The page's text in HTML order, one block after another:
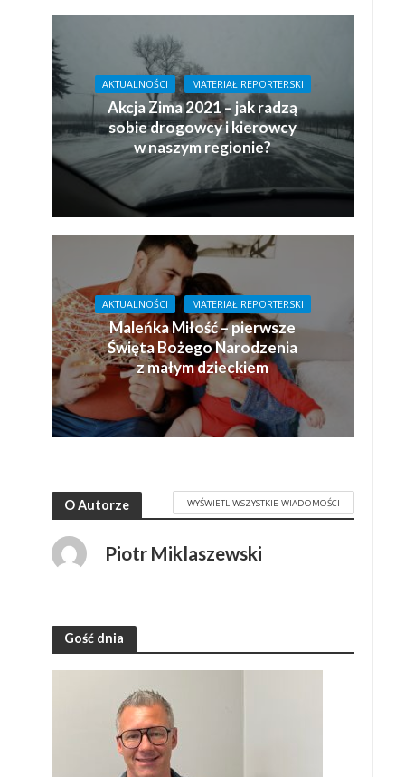
AKTUALNOŚCI MATERIAŁ REPORTERSKI
Akcja Zima 2021 – jak radzą
sobie drogowcy i kierowcy
w naszym regionie?
AKTUALNOŚCI MATERIAŁ REPORTERSKI
Maleńka Miłość – pierwsze
Święta Bożego Narodzenia
z małym dzieckiem
O Autorze WYŚWIETL WSZYSTKIE WIADOMOŚCI
Piotr Miklaszewski
Gość dnia